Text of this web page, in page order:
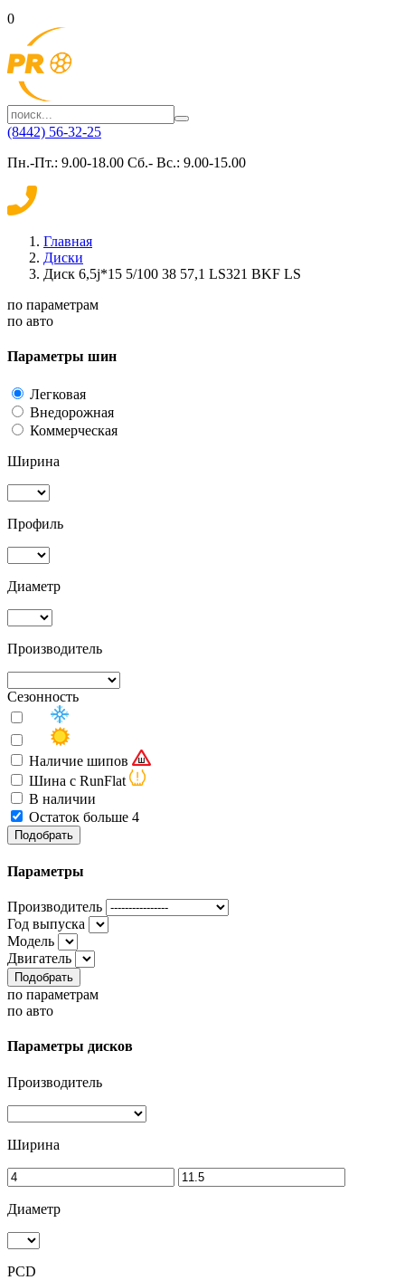
0
(8442) 56-32-25
Пн.-Пт.: 9.00-18.00 Сб.- Вс.: 9.00-15.00
Главная
Диски
Диск 6,5j*15 5/100 38 57,1 LS321 BKF LS
по параметрам
по авто
Параметры шин
Легковая
Внедорожная
Коммерческая
Ширина
Профиль
Диаметр
Производитель
Сезонность
Наличие шипов
Шина с RunFlat
В наличии
Остаток больше 4
Подобрать
Параметры
Производитель
Год выпуска
Модель
Двигатель
Подобрать
по параметрам
по авто
Параметры дисков
Производитель
Ширина
Диаметр
PCD